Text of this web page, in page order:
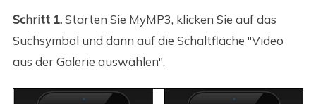
Schritt 1.Starten Sie MyMP3, klicken Sie auf das
Suchsymbol und dann auf die Schaltfläche "Video
aus der Galerie auswählen".